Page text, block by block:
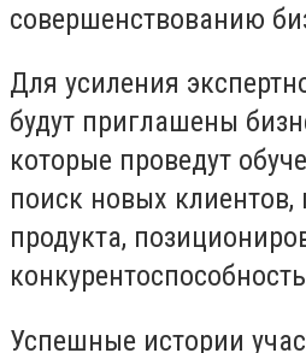
совершенствованию
Для усиления
будут приглашены
которые проведут
поиск новых
продукта,
Успешные истории